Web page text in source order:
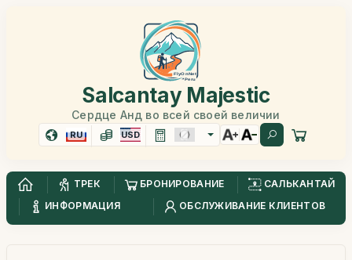
Salcantay Majestic
Сердце Анд во всей своей величии
RU USD
ТРЕК БРОНИРОВАНИЕ
САЛЬКАНТАЙ
ИНФОРМАЦИЯ
ОБСЛУЖИВАНИЕ КЛИЕНТОВ